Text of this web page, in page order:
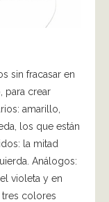
sin fracasar en
para crear
amarillo,
los que están
la mitad
Análogos:
violeta y en
tres colores